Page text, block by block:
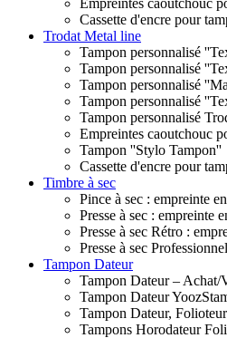
Empreintes caoutchouc
Cassette d'encre pour
Trodat Metal line
Tampon personnalisé
Tampon personnalisé
Tampon personnalisé
Tampon personnalisé
Tampon personnalisé
Empreintes caoutchouc
Tampon ''Stylo Tampon''
Cassette d'encre pour
Timbre à sec
Pince à sec : empreinte
Presse à sec : empreinte
Presse à sec Rétro :
Presse à sec
Tampon Dateur
Tampon Dateur – Achat/
Tampon Dateur
Tampon Dateur,
Tampons Horodateur